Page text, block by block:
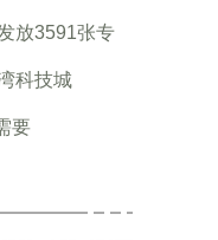
放3591张专
科技城
要